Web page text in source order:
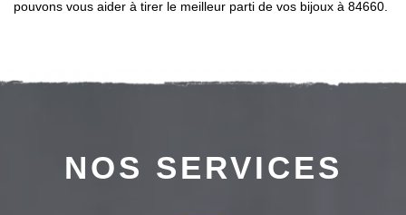
pouvons vous aider à tirer le meilleur parti de vos bijoux à 84660.
NOS SERVICES